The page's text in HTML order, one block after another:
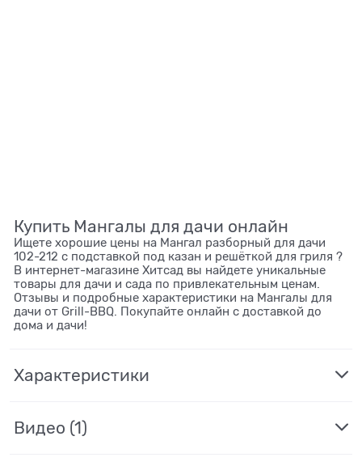
Купить Мангалы для дачи онлайн
Ищете хорошие цены на Мангал разборный для дачи
102-212 с подставкой под казан и решёткой для гриля ?
В интернет-магазине Хитсад вы найдете уникальные
товары для дачи и сада по привлекательным ценам.
Отзывы и подробные характеристики на Мангалы для
дачи от Grill-BBQ. Покупайте онлайн с доставкой до
дома и дачи!
Характеристики
Видео (1)